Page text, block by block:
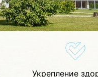
Укрепление